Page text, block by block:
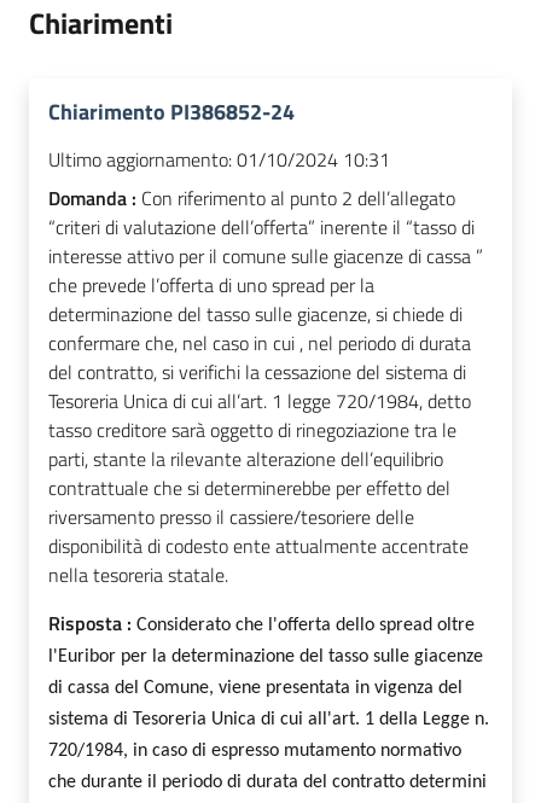
Chiarimenti
Chiarimento PI386852-24
Ultimo aggiornamento:01/10/2024 10:31
Domanda : Con riferimento al punto 2 dell’allegato
“criteri di valutazione dell’offerta” inerente il “tasso di
interesse attivo per il comune sulle giacenze di cassa ”
che prevede l’offerta di uno spread per la
determinazione del tasso sulle giacenze, si chiede di
confermare che, nel caso in cui , nel periodo di durata
del contratto, si verifichi la cessazione del sistema di
Tesoreria Unica di cui all’art. 1 legge 720/1984, detto
tasso creditore sarà oggetto di rinegoziazione tra le
parti, stante la rilevante alterazione dell’equilibrio
contrattuale che si determinerebbe per effetto del
riversamento presso il cassiere/tesoriere delle
disponibilità di codesto ente attualmente accentrate
nella tesoreria statale.
Risposta : Considerato che l'offerta dello spread oltre
l'Euribor per la determinazione del tasso sulle giacenze
di cassa del Comune, viene presentata in vigenza del
sistema di Tesoreria Unica di cui all'art. 1 della Legge n.
720/1984, in caso di espresso mutamento normativo
che durante il periodo di durata del contratto determini